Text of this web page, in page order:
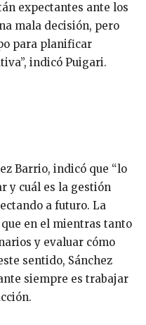
expectantes ante los
mala decisión, pero
para planificar
indicó Puigari.
Barrio, indicó que “lo
y cuál es la gestión
a futuro. La
en el mientras tanto
y evaluar cómo
sentido, Sánchez
siempre es trabajar